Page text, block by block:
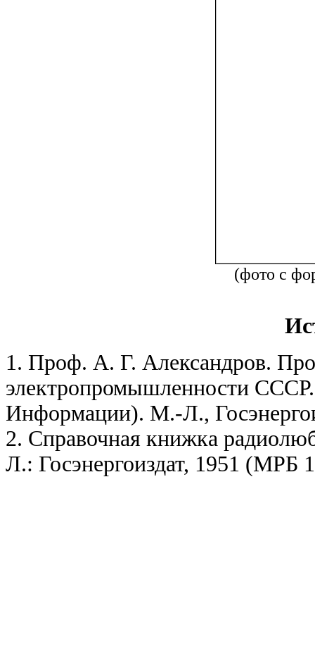
(фото с
1. Проф. А. Г. Александров.
электропромышленности
Информации). М.-Л.,
2. Справочная книжка
Л.: Госэнергоиздат, 1951 (МРБ